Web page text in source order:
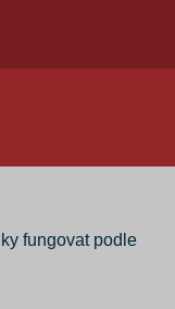
fungovat podle